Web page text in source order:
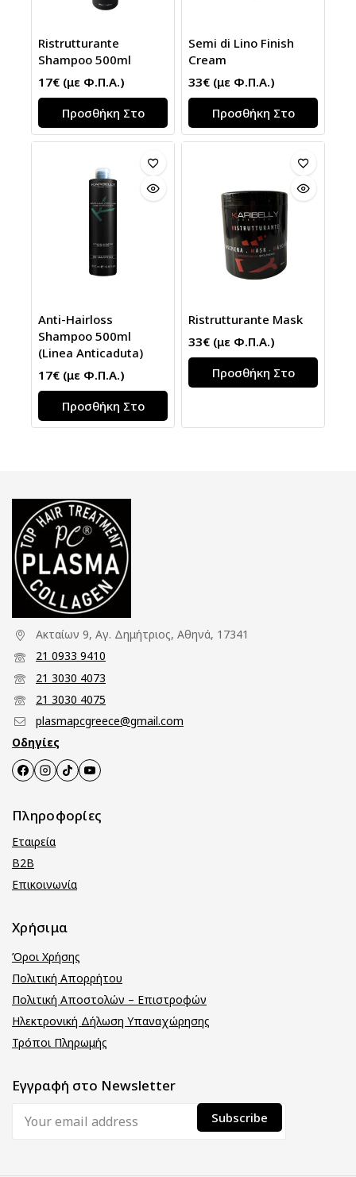
Ristrutturante
Shampoo 500ml
17€ (με Φ.Π.Α.)
Προσθήκη Στο
Καλάθι
Semi di Lino Finish
Cream
33€ (με Φ.Π.Α.)
Προσθήκη Στο
Καλάθι
Anti-Hairloss
Shampoo 500ml
(Linea Anticaduta)
17€ (με Φ.Π.Α.)
Προσθήκη Στο
Καλάθι
Ristrutturante Mask
33€ (με Φ.Π.Α.)
Προσθήκη Στο
Ακταίων 9, Αγ. Δημήτριος, Αθηνά, 17341
21 0933 9410
21 3030 4073
21 3030 4075
plasmapcgreece@gmail.com
Οδηγίες
Πληροφορίες
Εταιρεία
B2B
Επικοινωνία
Χρήσιμα
Όροι Χρήσης
Πολιτική Απορρήτου
Πολιτική Αποστολών – Επιστροφών
Ηλεκτρονική Δήλωση Υπαναχώρησης
Τρόποι Πληρωμής
Εγγραφή στο Newsletter